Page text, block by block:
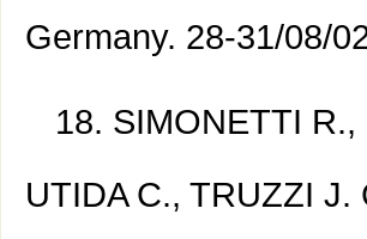
Germany. 28-31/08/
SIMONETTI R.,
UTIDA C., TRUZZI